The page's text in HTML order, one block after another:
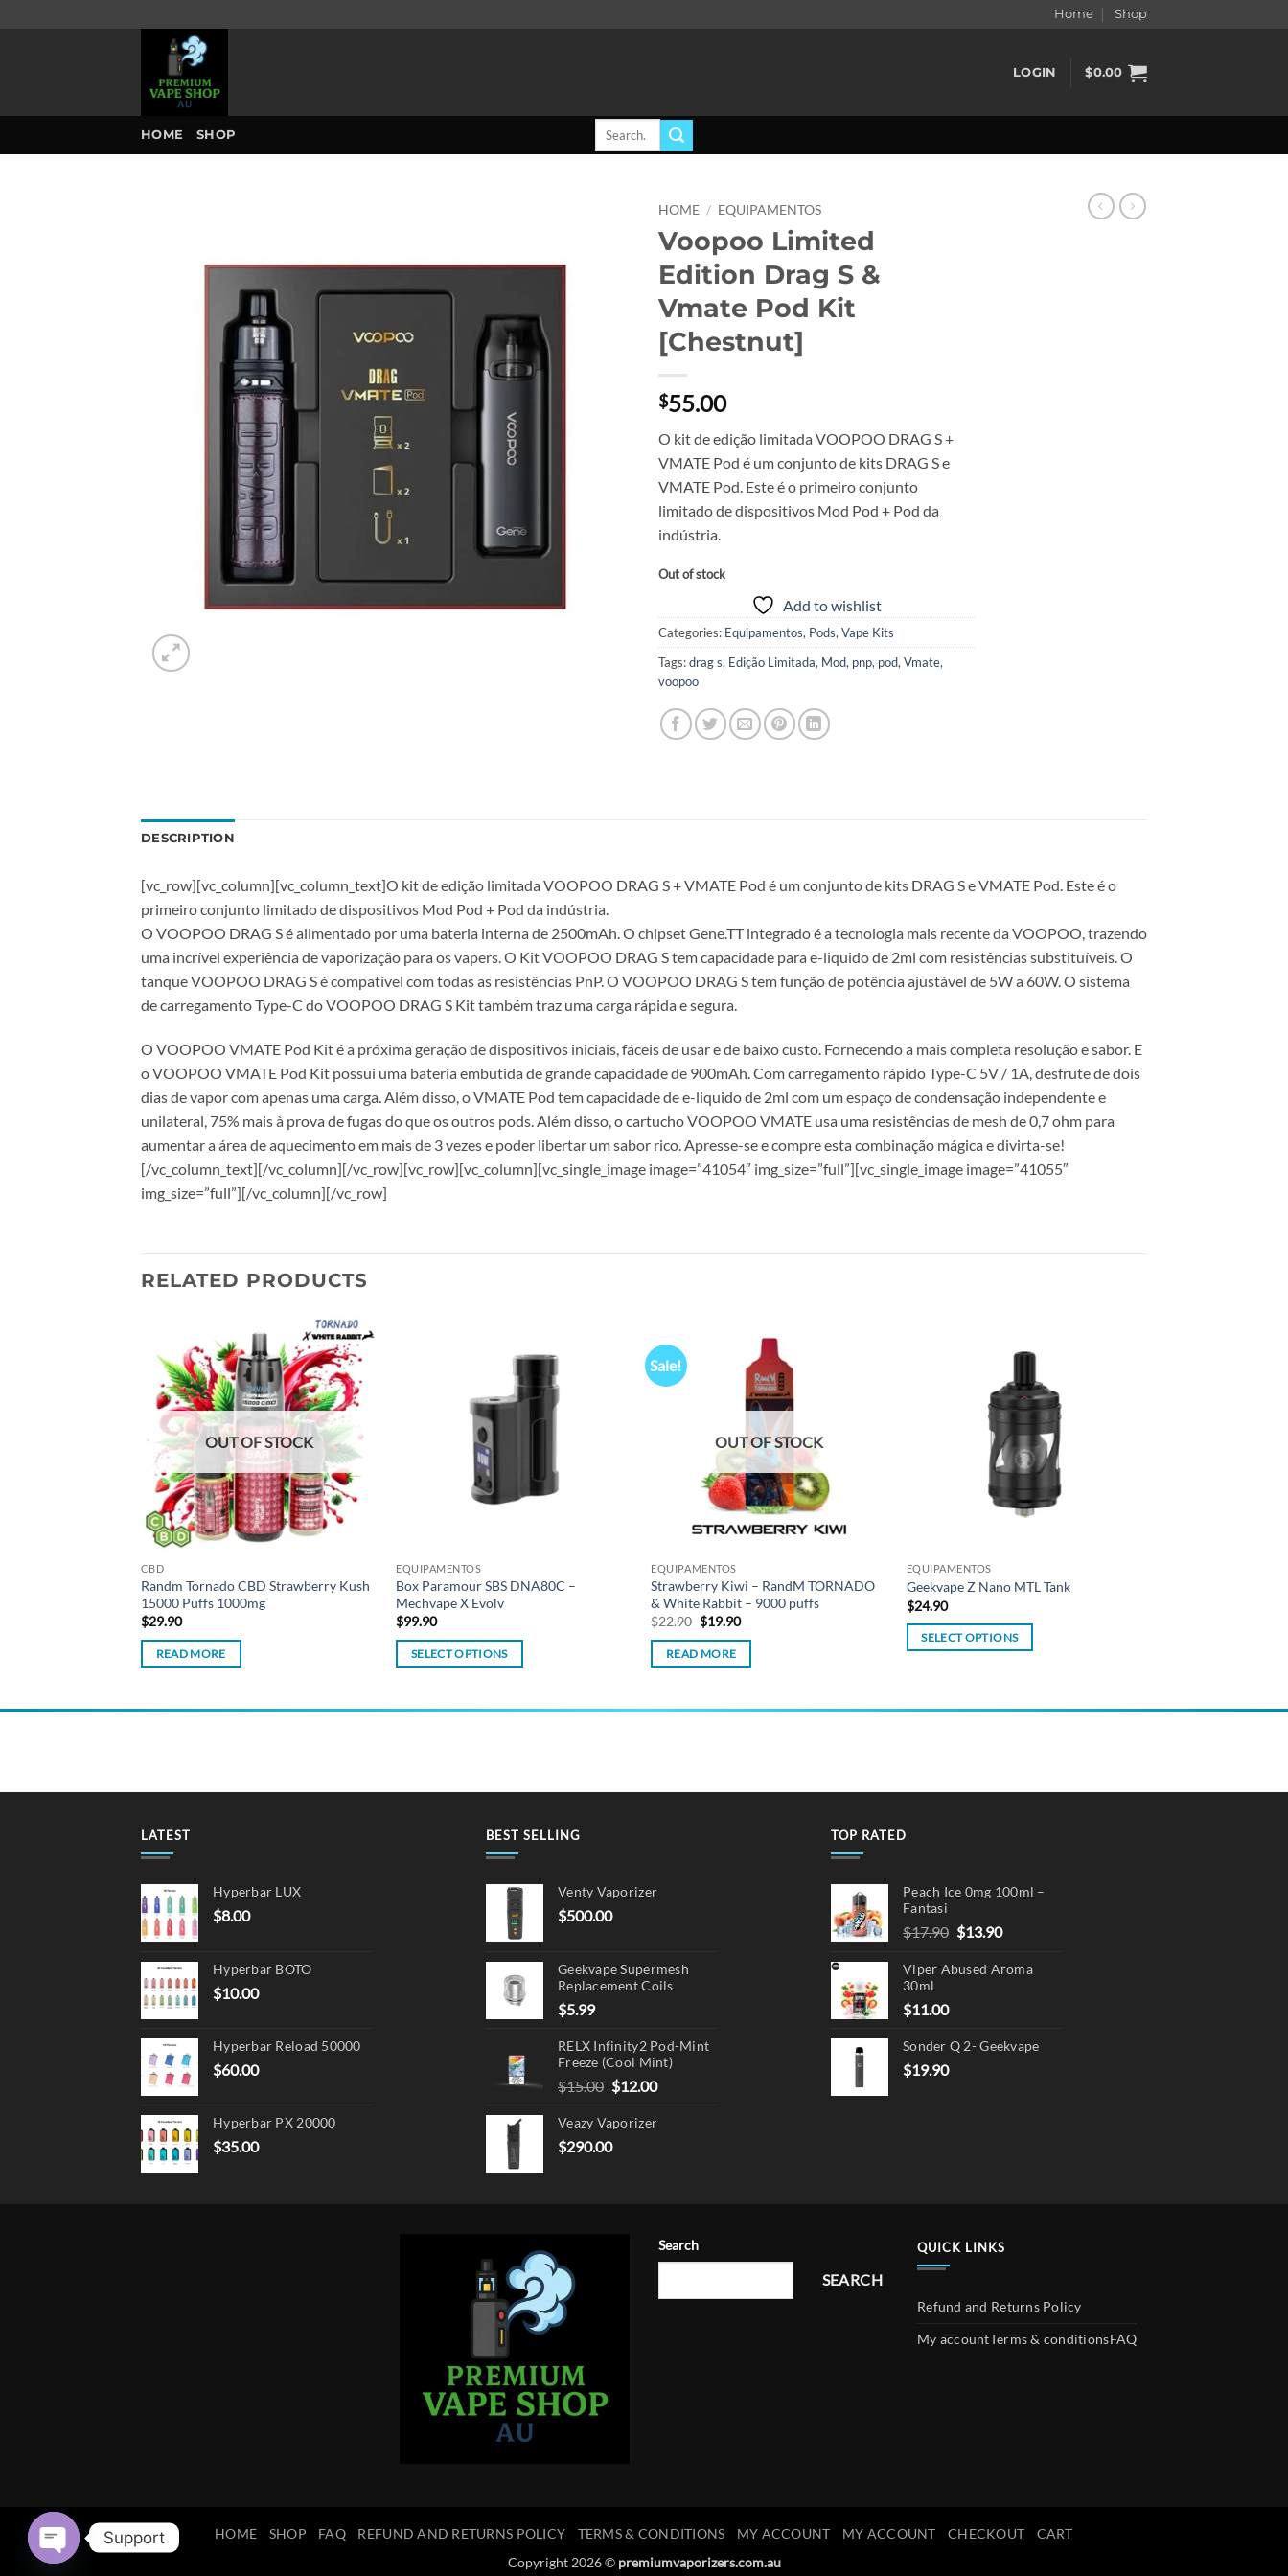
Home Shop
LOGIN $0.00
HOME SHOP
Search
HOME / EQUIPAMENTOS
Voopoo Limited
Edition Drag S &
Vmate Pod Kit
[Chestnut]
$55.00
O kit de edição limitada VOOPOO DRAG S +
VMATE Pod é um conjunto de kits DRAG S e
VMATE Pod. Este é o primeiro conjunto
limitado de dispositivos Mod Pod + Pod da
indústria.
Out of stock
Add to wishlist
Categories: Equipamentos, Pods,Vape Kits
Tags:drag s, Edição Limitada, Mod, pnp, pod,Vmate,
voopoo
DESCRIPTION
[vc_row][vc_column][vc_column_text]O kit de edição limitada VOOPOO DRAG S + VMATE Pod é um conjunto de kits DRAG S e VMATE Pod. Este é o
primeiro conjunto limitado de dispositivos Mod Pod + Pod da indústria.
O VOOPOO DRAG S é alimentado por uma bateria interna de 2500mAh. O chipset Gene.TT integrado é a tecnologia mais recente da VOOPOO, trazendo
uma incrível experiência de vaporização para os vapers. O Kit VOOPOO DRAG S tem capacidade para e-liquido de 2ml com resistências substituíveis. O
tanque VOOPOO DRAG S é compatível com todas as resistências PnP. O VOOPOO DRAG S tem função de potência ajustável de 5W a 60W. O sistema
de carregamento Type-C do VOOPOO DRAG S Kit também traz uma carga rápida e segura.
O VOOPOO VMATE Pod Kit é a próxima geração de dispositivos iniciais, fáceis de usar e de baixo custo. Fornecendo a mais completa resolução e sabor. E
o VOOPOO VMATE Pod Kit possui uma bateria embutida de grande capacidade de 900mAh. Com carregamento rápido Type-C 5V / 1A, desfrute de dois
dias de vapor com apenas uma carga. Além disso, o VMATE Pod tem capacidade de e-liquido de 2ml com um espaço de condensação independente e
unilateral, 75% mais à prova de fugas do que os outros pods. Além disso, o cartucho VOOPOO VMATE usa uma resistências de mesh de 0,7 ohm para
aumentar a área de aquecimento em mais de 3 vezes e poder libertar um sabor rico. Apresse-se e compre esta combinação mágica e divirta-se!
[/vc_column_text][/vc_column][/vc_row][vc_row][vc_column][vc_single_image image=”41054″ img_size=”full”][vc_single_image image=”41055″
img_size=”full”][/vc_column][/vc_row]
RELATED PRODUCTS
Add to
wishlist
OUT OF STOCK
CBD
Randm Tornado CBD Strawberry Kush
15000 Puffs 1000mg
$29.90
READ MORE
EQUIPAMENTOS
Box Paramour SBS DNA80C –
Mechvape X Evolv
$99.90
SELECT OPTIONS
Sale!
OUT OF STOCK
EQUIPAMENTOS
Strawberry Kiwi – RandM TORNADO
& White Rabbit – 9000 puffs
$22.90 Original
price
was:
$22.90.
$19.90Current
is:
READ MORE
EQUIPAMENTOS
Geekvape Z Nano MTL Tank
$24.90
SELECT OPTIONS
has
options
be
the
product
LATEST
Hyperbar LUX
$8.00
Hyperbar BOTO
$10.00
Hyperbar Reload 50000
$60.00
Hyperbar PX 20000
$35.00
BEST SELLING
Venty Vaporizer
$500.00
Geekvape Supermesh
Replacement Coils
$5.99
RELX Infinity2 Pod-Mint
Freeze (Cool Mint)
$15.00 Original
was:
$15.00.
$12.00Current
is:
Veazy Vaporizer
$290.00
TOP RATED
Peach Ice 0mg 100ml –
Fantasi
$17.90 Original
was:
$13.90Current
is:
Viper Abused Aroma
30ml
$11.00
Sonder Q 2- Geekvape
$19.90
Search
SEARCH
QUICK LINKS
Refund and Returns Policy
My accountTerms & conditionsFAQ
HOME SHOP FAQ REFUND AND RETURNS POLICY TERMS & CONDITIONS MY ACCOUNT MY ACCOUNT CHECKOUT CART
Copyright 2026 © premiumvaporizers.com.au
Support